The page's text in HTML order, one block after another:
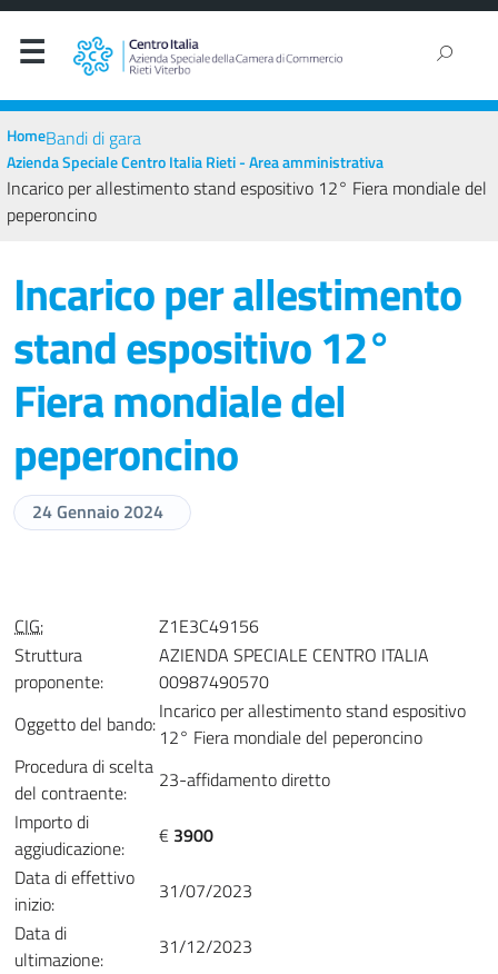
HomeBandi di gara
Azienda Speciale Centro Italia Rieti - Area amministrativa
Incarico per allestimento stand espositivo 12° Fiera mondiale del
peperoncino
Incarico per allestimento
stand espositivo 12°
Fiera mondiale del
peperoncino
24 Gennaio 2024
CIG:
Z1E3C49156
Struttura
proponente:
AZIENDA SPECIALE CENTRO ITALIA
00987490570
Oggetto del bando:Incarico per allestimento stand espositivo
12° Fiera mondiale del peperoncino
Procedura di scelta
del contraente:
23-affidamento diretto
Importo di
aggiudicazione:
€ 3900
Data di effettivo
inizio:
31/07/2023
Data di
ultimazione:
31/12/2023